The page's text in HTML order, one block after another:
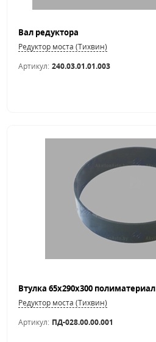
Вал редуктора
Редуктор моста (Тихвин)
Артикул: 240.03.01.01.003
Втулка 65х290х300 полиматериал
Редуктор моста (Тихвин)
Артикул: ПД-028.00.00.001